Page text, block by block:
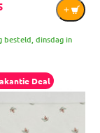
besteld, dinsdag in
Deal